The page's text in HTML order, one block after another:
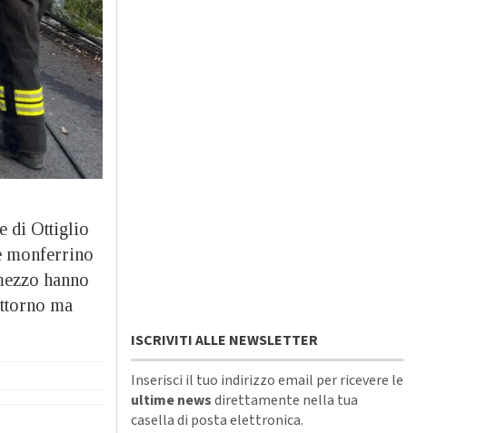
di Ottiglio
monferrino
hanno
ma
ISCRIVITI ALLE NEWSLETTER
Inserisci il tuo indirizzo email per ricevere le
ultime newsdirettamente nella tua
casella di posta elettronica.